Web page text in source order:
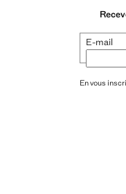
E-mail
En vous